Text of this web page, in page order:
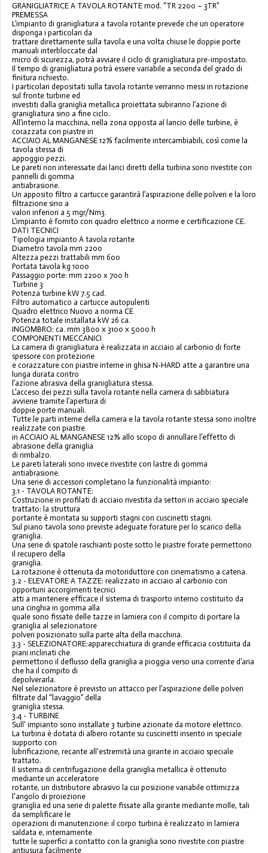
GRANIGLIATRICE A TAVOLA ROTANTE mod. “TR 2200 – 3TR”
PREMESSA
L’impianto di granigliatura a tavola rotante prevede che un operatore
disponga i particolari da
trattare direttamente sulla tavola e una volta chiuse le doppie porte
manuali interbloccate dal
micro di sicurezza, potrà avviare il ciclo di granigliatura pre-impostato.
Il tempo di granigliatura potrà essere variabile a seconda del grado di
finitura richiesto.
I particolari depositati sulla tavola rotante verranno messi in rotazione
sul fronte turbine ed
investiti dalla graniglia metallica proiettata subiranno l’azione di
granigliatura sino a fine ciclo.
All’interno la macchina, nella zona opposta al lancio delle turbine, è
corazzata con piastre in
ACCIAIO AL MANGANESE 12% facilmente intercambiabili, così come la
tavola stessa di
appoggio pezzi.
Le pareti non interessate dai lanci diretti della turbina sono rivestite con
pannelli di gomma
antiabrasione.
Un apposito filtro a cartucce garantirà l’aspirazione delle polveri e la loro
filtrazione sino a
valori inferiori a 5 mgr/Nm3.
L’impianto è fornito con quadro elettrico a norme e certificazione CE.
DATI TECNICI
Tipologia impianto A tavola rotante
Diametro tavola mm 2200
Altezza pezzi trattabili mm 600
Portata tavola kg 1000
Passaggio porte: mm 2200 x 700 h
Turbine 3
Potenza turbine kW 7.5 cad.
Filtro automatico a cartucce autopulenti
Quadro elettrico Nuovo a norma CE
Potenza totale installata kW 26 ca.
INGOMBRO: ca. mm 3800 x 3100 x 5000 h
COMPONENTI MECCANICI
La camera di granigliatura è realizzata in acciaio al carbonio di forte
spessore con protezione
e corazzature con piastre interne in ghisa N-HARD atte a garantire una
lunga durata contro
l’azione abrasiva della granigliatura stessa.
L’acceso dei pezzi sulla tavola rotante nella camera di sabbiatura
avviene tramite l’apertura di
doppie porte manuali.
Tutte le parti interne della camera e la tavola rotante stessa sono inoltre
realizzate con piastre
in ACCIAIO AL MANGANESE 12% allo scopo di annullare l’effetto di
abrasione della graniglia
di rimbalzo.
Le pareti laterali sono invece rivestite con lastre di gomma
antiabrasione.
Una serie di accessori completano la funzionalità impianto:
3.1 - TAVOLA ROTANTE:
Costruzione in profilati di acciaio rivestita da settori in acciaio speciale
trattato: la struttura
portante è montata su supporti stagni con cuscinetti stagni.
Sul piano tavola sono previste adeguate forature per lo scarico della
graniglia.
Una serie di spatole raschianti poste sotto le piastre forate permettono
il recupero della
graniglia.
La rotazione è ottenuta da motoriduttore con cinematismo a catena.
3.2 - ELEVATORE A TAZZE: realizzato in acciaio al carbonio con
opportuni accorgimenti tecnici
atti a mantenere efficace il sistema di trasporto interno costituito da
una cinghia in gomma alla
quale sono fissate delle tazze in lamiera con il compito di portare la
graniglia al selezionatore
polveri posizionato sulla parte alta della macchina.
3.3 - SELEZIONATORE:apparecchiatura di grande efficacia costituita da
piani inclinati che
permettono il deflusso della graniglia a pioggia verso una corrente d’aria
che ha il compito di
depolverarla.
Nel selezionatore è previsto un attacco per l’aspirazione delle polveri
filtrate dal “lavaggio” della
graniglia stessa.
3.4 - TURBINE
Sull' impianto sono installate 3 turbine azionate da motore elettrico.
La turbina è dotata di albero rotante su cuscinetti inserito in speciale
supporto con
lubrificazione, recante all'estremità una girante in acciaio speciale
trattato.
Il sistema di centrifugazione della graniglia metallica è ottenuto
mediante un acceleratore
rotante, un distributore abrasivo la cui posizione variabile ottimizza
l'angolo di proiezione
graniglia ed una serie di palette fissate alla girante mediante molle, tali
da semplificare le
operazioni di manutenzione: il corpo turbina è realizzato in lamiera
saldata e, internamente
tutte le superfici a contatto con la graniglia sono rivestite con piastre
antiusura facilmente